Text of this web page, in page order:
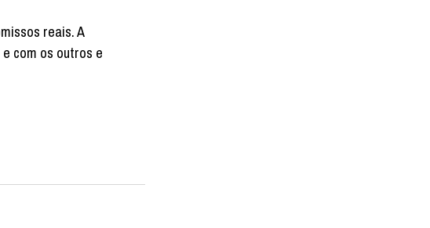
reais. A
com os outros e